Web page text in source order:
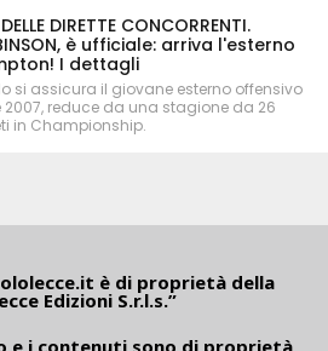
DIRETTE CONCORRENTI.
è ufficiale: arriva l'esterno
I dettagli
si assicura il giovane esterno offensivo
2007, reduce da una stagione da 26
in Championship.
è di proprietà della
Edizioni S.r.l.s.”
e i contenuti sono di proprietà